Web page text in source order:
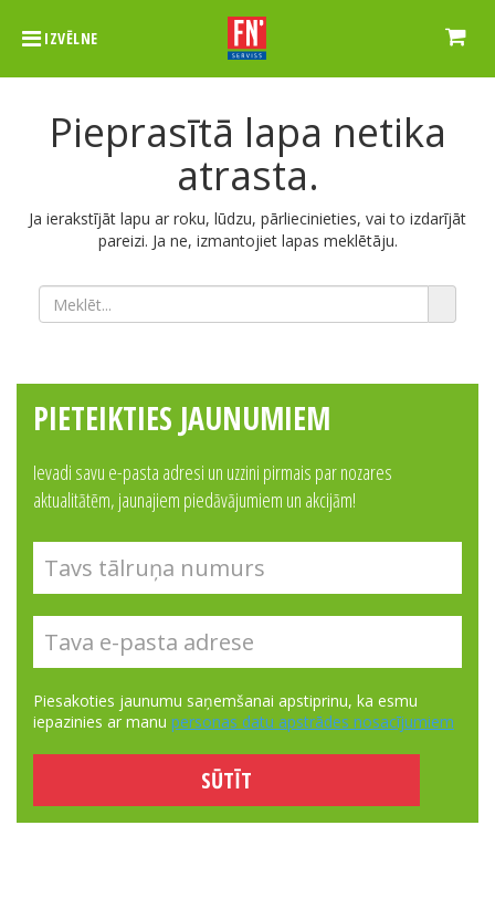
IZVĒLNE
Pieprasītā lapa netika
atrasta.
Ja ierakstījāt lapu ar roku, lūdzu, pārliecinieties, vai to izdarījāt
pareizi. Ja ne, izmantojiet lapas meklētāju.
PIETEIKTIES JAUNUMIEM
Ievadi savu e-pasta adresi un uzzini pirmais par nozares
aktualitātēm, jaunajiem piedāvājumiem un akcijām!
Piesakoties jaunumu saņemšanai apstiprinu, ka esmu
iepazinies ar manu personas datu apstrādes nosacījumiem